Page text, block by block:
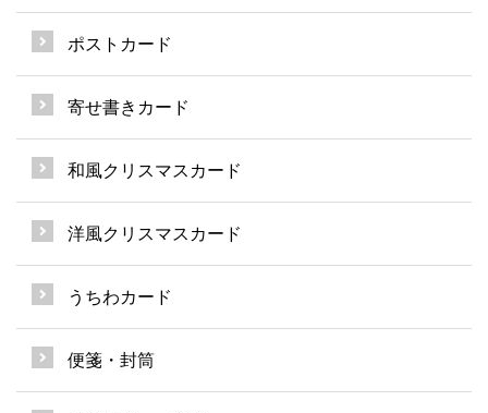
ポストカード
寄せ書きカード
和風クリスマスカード
洋風クリスマスカード
うちわカード
便箋・封筒